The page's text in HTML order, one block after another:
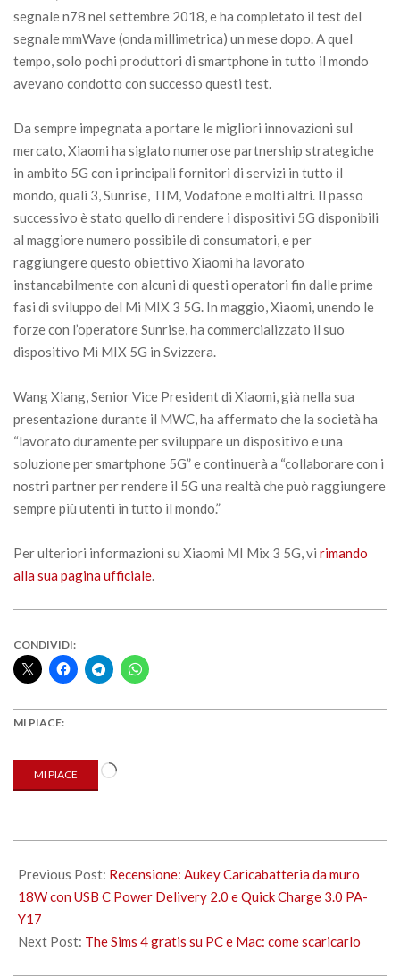
segnale n78 nel settembre 2018, e ha completato il test del
segnale mmWave (onda millimetrica) un mese dopo. A quel
tempo, solo pochi produttori di smartphone in tutto il mondo
avevano condotto con successo questi test.
Da sempre impegnata a portare le migliori innovazioni sul
mercato, Xiaomi ha siglato numerose partnership strategiche
in ambito 5G con i principali fornitori di servizi in tutto il
mondo, quali 3, Sunrise, TIM, Vodafone e molti altri. Il passo
successivo è stato quello di rendere i dispositivi 5G disponibili
al maggiore numero possibile di consumatori, e per
raggiungere questo obiettivo Xiaomi ha lavorato
instancabilmente con alcuni di questi operatori fin dalle prime
fasi di sviluppo del Mi MIX 3 5G. In maggio, Xiaomi, unendo le
forze con l’operatore Sunrise, ha commercializzato il suo
dispositivo Mi MIX 5G in Svizzera.
Wang Xiang, Senior Vice President di Xiaomi, già nella sua
presentazione durante il MWC, ha affermato che la società ha
“lavorato duramente per sviluppare un dispositivo e una
soluzione per smartphone 5G” e continuerà a “collaborare con i
nostri partner per rendere il 5G una realtà che può raggiungere
sempre più utenti in tutto il mondo.”
Per ulteriori informazioni su Xiaomi MI Mix 3 5G, vi rimando
alla sua pagina ufficiale.
CONDIVIDI:
MI PIACE:
MI PIACE
Caricamento
05-
20
Previous Post: Recensione: Aukey Caricabatteria da muro
18W con USB C Power Delivery 2.0 e Quick Charge 3.0 PA-
Y17
Next Post: The Sims 4 gratis su PC e Mac: come scaricarlo